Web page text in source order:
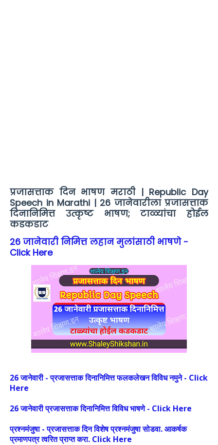
प्रजासत्ताक दिन भाषण मराठी | Republic Day
Speech in Marathi | 26 जानेवारीला प्रजासत्ताक
दिनानिमित्त उत्कृष्ट भाषण; टाळ्यांचा होईल
कडकडाट
26 जानेवारी निमित्त लहान मुलांसाठी भाषणे -
Click Here
26 जानेवारी - प्रजासत्ताक दिनानिमित्त फलकलेखन विविध नमुने - Click
Here
26 जानेवारी प्रजासत्ताक दिनानिमित्त विविध भाषणे - Click Here
प्रश्नमंजुषा - प्रजासत्ताक दिन विशेष प्रश्नमंजुषा सोडवा. आकर्षक
प्रमाणपत्र त्वरित प्राप्त करा. Click Here